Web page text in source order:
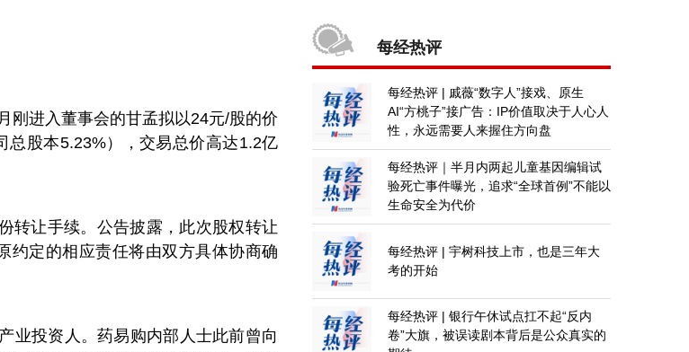
刚进入董事会的甘孟拟以24元/股的价
总股本5.23%），交易总价高达1.2亿
转让手续。 公告披露，此次股权转让
约定的相应责任将由双方具体协商确
业投资人。药易购内部人士此前曾向
每经热评
每经热评 | 戚薇“数字人”接戏、原生
AI“方桃子”接广告：IP价值取决于人心人
性，永远需要人来握住方向盘
每经热评｜半月内两起儿童基因编辑试
验死亡事件曝光，追求“全球首例”不能以
生命安全为代价
每经热评 | 宇树科技上市，也是三年大
考的开始
每经热评 | 银行午休试点扛不起“反内
卷”大旗，被误读剧本背后是公众真实的